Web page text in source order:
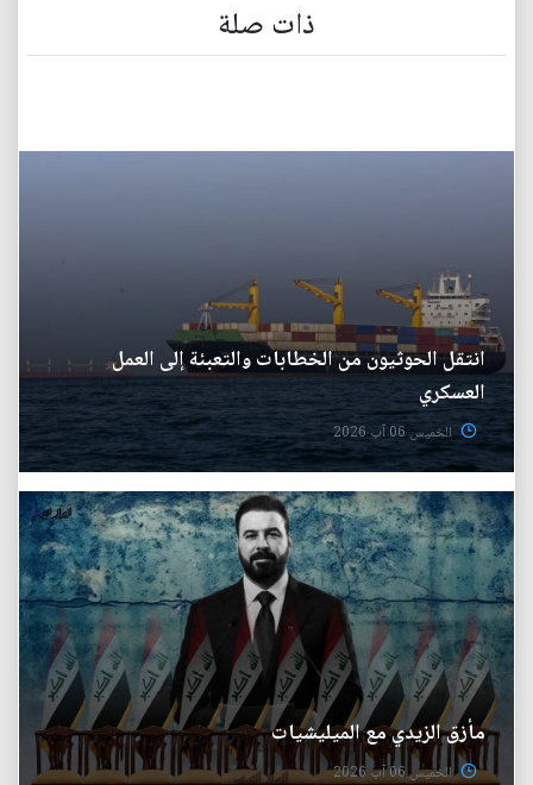
ذات صلة
انتقل الحوثيون من الخطابات والتعبئة إلى العمل
العسكري
الخميس 06 آب 2026
مأزق الزيدي مع الميليشيات
الخميس 06 آب 2026